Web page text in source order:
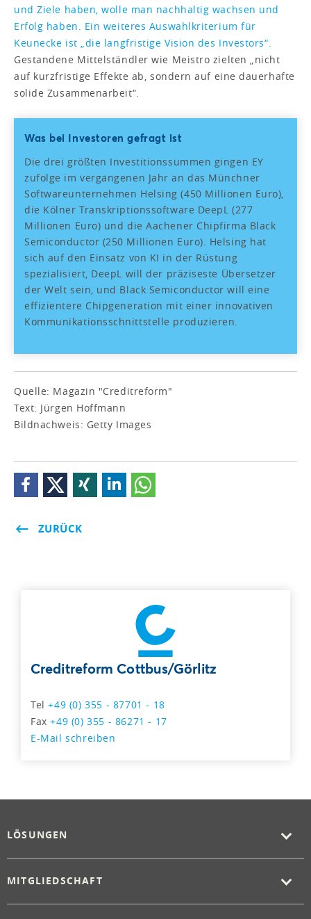
und Ziele haben, wolle man nachhaltig wachsen und
Erfolg haben. Ein weiteres Auswahlkriterium für
Keunecke ist „die langfristige Vision des Investors“.
Gestandene Mittelständler wie Meistro zielten „nicht
auf kurzfristige Effekte ab, sondern auf eine dauerhafte
solide Zusammenarbeit“.
Was bei Investoren gefragt ist
Die drei größten Investitionssummen gingen EY
zufolge im vergangenen Jahr an das Münchner
Softwareunternehmen Helsing (450 Millionen Euro),
die Kölner Transkriptionssoftware DeepL (277
Millionen Euro) und die Aachener Chipfirma Black
Semiconductor (250 Millionen Euro). Helsing hat
sich auf den Einsatz von KI in der Rüstung
spezialisiert, DeepL will der präziseste Übersetzer
der Welt sein, und Black Semiconductor will eine
effizientere Chipgeneration mit einer innovativen
Kommunikationsschnittstelle produzieren.
Quelle: Magazin "Creditreform"
Text: Jürgen Hoffmann
Bildnachweis: Getty Images
ZURÜCK
Creditreform Cottbus/Görlitz
Tel+49 (0) 355 - 87701 - 18
Fax+49 (0) 355 - 86271 - 17
E-Mail schreiben
LÖSUNGEN
MITGLIEDSCHAFT